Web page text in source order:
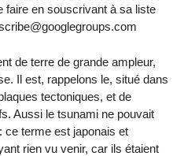
faire en souscrivant à sa liste
de terre de grande ampleur,
Il est, rappelons le, situé dans
tectoniques, et de
Aussi le tsunami ne pouvait
ce terme est japonais et
rien vu venir, car ils étaient